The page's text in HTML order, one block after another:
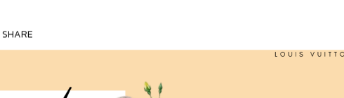
SHARE